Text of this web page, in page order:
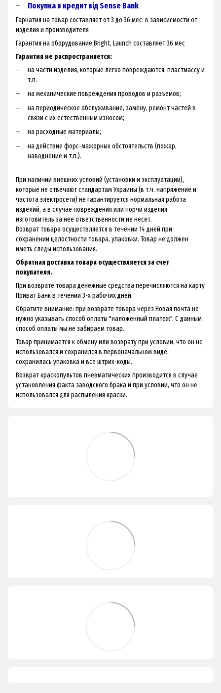
Покупка в кредит від Sense Bank
Гарнатия на товар составляет от 3 до 36 мес. в зависисмости от
изделия и производителя
Гарантия на оборудование Bright, Launch составляет 36 мес
Гарантия не распространяется:
на части изделия, которые легко повреждаются, пластмассу и
т.п.
на механические повреждения проводов и разъемов;
на периодическое обслуживание, замену, ремонт частей в
связи с их естественным износом;
на расходные материалы;
на действие форс-мажорных обстоятельств (пожар,
наводнение и т.п.).
При наличии внешних условий (установки и эксплуатации),
которые не отвечают стандартам Украины (в т.ч. напряжение и
частота электросети) не гарантируется нормальная работа
изделий, а в случае повреждения или порчи изделия
изготовитель за нее ответственности не несет.
Возврат товара осуществляется в течении 14 дней при
сохранении целостности товара, упаковки. Товар не должен
иметь следы использования.
Обратная доставка товара осуществляется за счет
покупателя.
При возврате товара денежные средства перечисляются на карту
Приват Банк в течении 3-х рабочих дней.
Обратите внимание: при возврате товара через Новая почта не
нужно указывать способ оплаты "наложенный платеж". С данным
способ оплаты мы не забираем товар.
Товар принимается к обмену или возврату при условии, что он не
использовался и сохранился в первоначальном виде,
сохранилась упаковка и все штрих-коды.
Возврат краскопультов пневматических производится в случае
установления факта заводского брака и при условии, что он не
использовался для распыления краски.